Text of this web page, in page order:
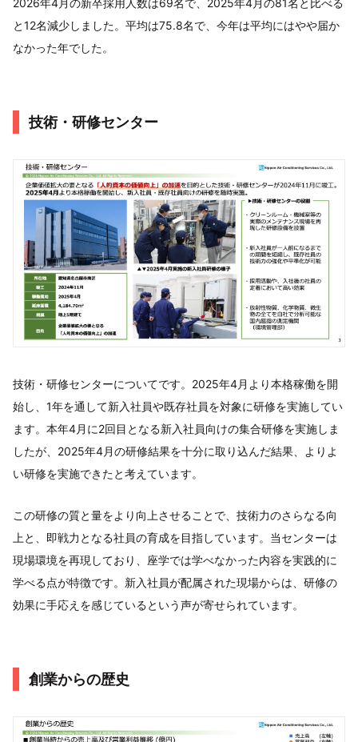
と12名減少しました。平均は75.8名で、今年は平均にはやや届か
なかった年でした。
技術・研修センター
技術・研修センターについてです。2025年4月より本格稼働を開
始し、1年を通して新入社員や既存社員を対象に研修を実施してい
ます。本年4月に2回目となる新入社員向けの集合研修を実施しま
したが、2025年4月の研修結果を十分に取り込んだ結果、よりよ
い研修を実施できたと考えています。
この研修の質と量をより向上させることで、技術力のさらなる向
上と、即戦力となる社員の育成を目指しています。当センターは
現場環境を再現しており、座学では学べなかった内容を実践的に
学べる点が特徴です。新入社員が配属された現場からは、研修の
効果に手応えを感じているという声が寄せられています。
創業からの歴史